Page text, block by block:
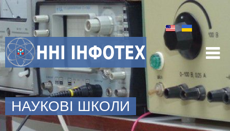
НАУКОВІ ШКОЛИ